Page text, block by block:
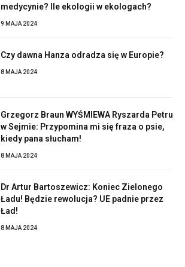
medycynie? Ile ekologii w ekologach?
9 MAJA 2024
Czy dawna Hanza odradza się w Europie?
8 MAJA 2024
Grzegorz Braun WYŚMIEWA Ryszarda Petru
w Sejmie: Przypomina mi się fraza o psie,
kiedy pana słucham!
8 MAJA 2024
Dr Artur Bartoszewicz: Koniec Zielonego
Ładu! Będzie rewolucja? UE padnie przez
Ład!
8 MAJA 2024